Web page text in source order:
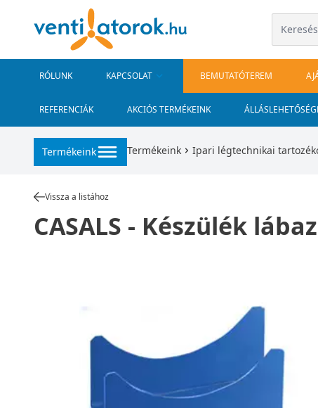
RÓLUNK KAPCSOLAT BEMUTATÓTEREM
REFERENCIÁK AKCIÓS TERMÉKEINK
Termékeink Termékeink Ipari légtechnikai
Vissza a listához
CASALS - Készülék